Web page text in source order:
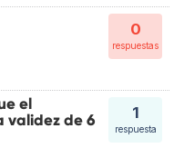
0
respuestas
1
respuesta
el
validez de 6